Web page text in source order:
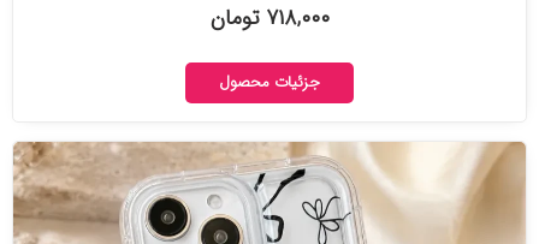
۷۱۸,۰۰۰ تومان
جزئیات محصول